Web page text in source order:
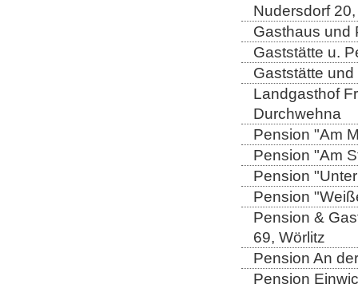
Nudersdorf
Gasthaus und
Gaststätte u.
Gaststätte
Landgasthof
Durchwehna
Pension "Am
Pension "Am
Pension
Pension
Pension &
69, Wörlitz
Pension An
Pension